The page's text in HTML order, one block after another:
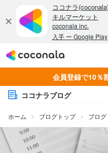
会員登録で10％
ココナラブログ
ホーム ブログトップ ブログ